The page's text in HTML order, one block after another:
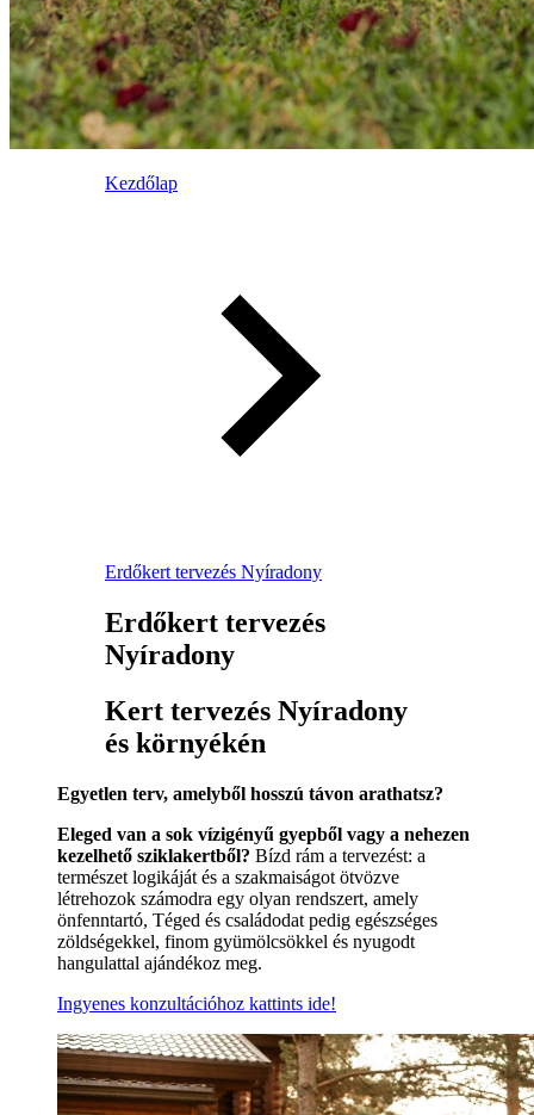
Kezdőlap
Erdőkert tervezés Nyíradony
Erdőkert tervezés
Nyíradony
Kert tervezés Nyíradony
és környékén
Egyetlen terv, amelyből hosszú távon arathatsz?
Eleged van a sok vízigényű gyepből vagy a nehezen
kezelhető sziklakertből? Bízd rám a tervezést: a
természet logikáját és a szakmaiságot ötvözve
létrehozok számodra egy olyan rendszert, amely
önfenntartó, Téged és családodat pedig egészséges
zöldségekkel, finom gyümölcsökkel és nyugodt
hangulattal ajándékoz meg.
Ingyenes konzultációhoz kattints ide!